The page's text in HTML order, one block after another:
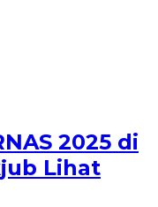
2025 di
Lihat